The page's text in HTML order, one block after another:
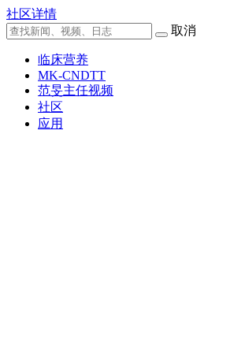
社区详情
取消
临床营养
MK-CNDTT
范旻主任视频
社区
应用